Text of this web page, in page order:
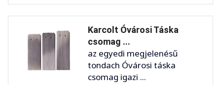
Karcolt Óvárosi Táska
csomag ...
az egyedi megjelenésű
tondach Óvárosi táska
csomag igazi ...